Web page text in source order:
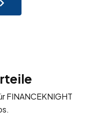
FINANCEKNIGHT